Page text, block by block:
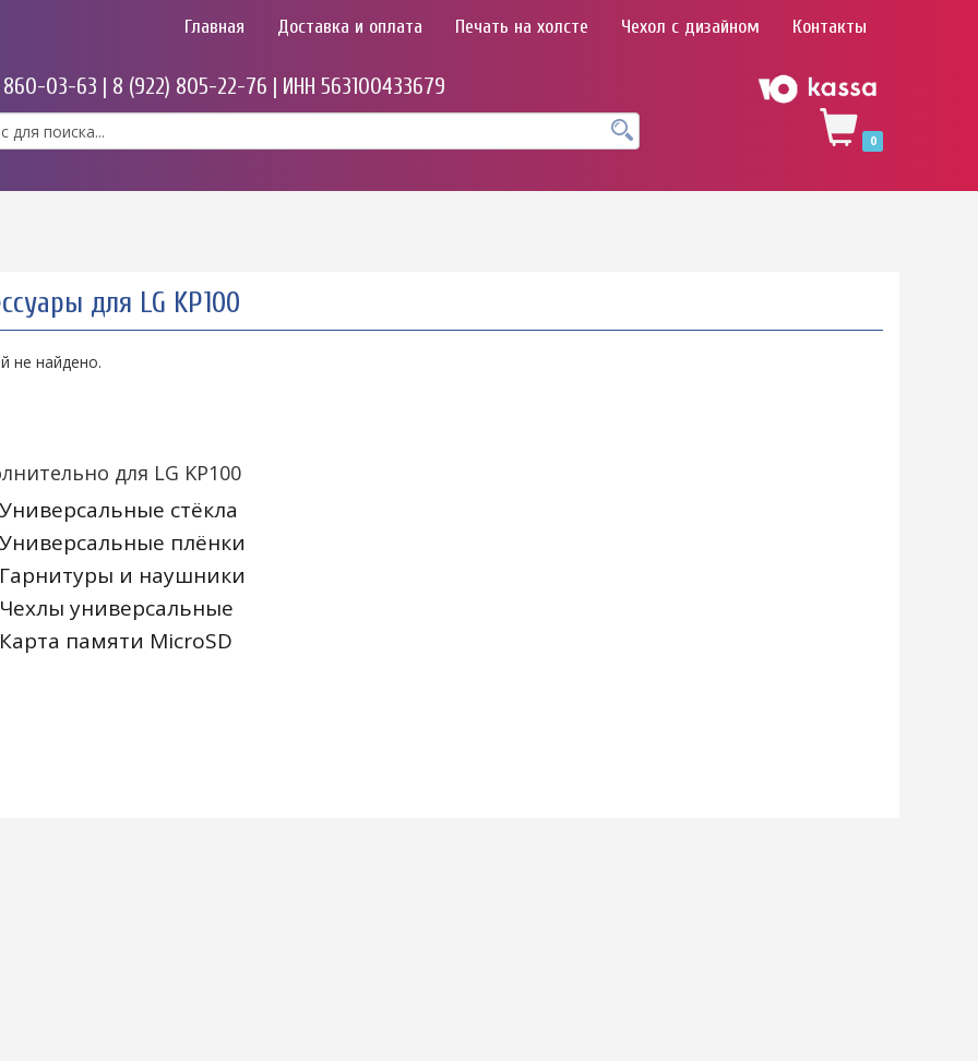
Главная Доставка и оплата Печать на холсте Чехол с дизайном Контакты
860-03-63 | 8 (922) 805-22-76 | ИНН 563100433679
0
для LG KP100
не найдено.
для LG KP100
Универсальные стёкла
Универсальные плёнки
Гарнитуры и наушники
Чехлы универсальные
Карта памяти MicroSD